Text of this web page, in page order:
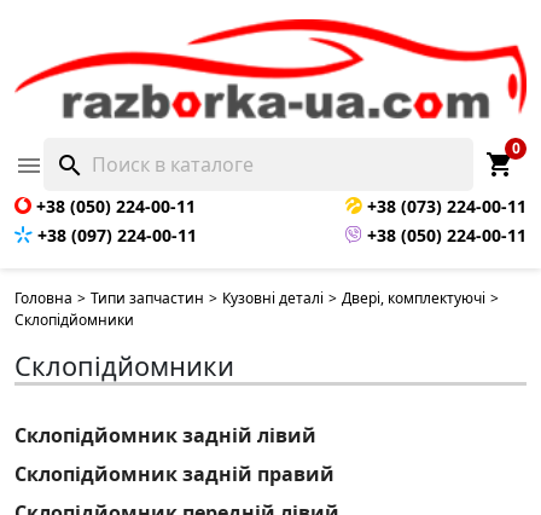
 search shopping_cart
0
+38 (050) 224-00-11
+38 (073) 224-00-11
+38 (097) 224-00-11
+38 (050) 224-00-11
Головна > Типи запчастин > Кузовні деталі > Двері, комплектуючі >
Склопідйомники
Склопідйомники
Склопідйомник задній лівий
Склопідйомник задній правий